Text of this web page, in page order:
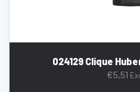
024129 Clique
€5,51